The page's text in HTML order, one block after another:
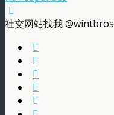
社交网站找我 @wintbros